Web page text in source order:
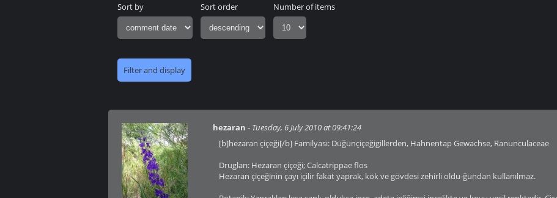
Sort by
Sort order Number of items
hezaran - Tuesday, 6 July 2010 at 09:41:24
[b]hezaran çiçeği[/b] Familyası: Düğünçiçeğigillerden, Hahnentap Gewachse, Ranunculaceae
Drugları: Hezaran çiçeği; Calcatrippae flos
Hezaran çiçeğinin çayı içilir fakat yaprak, kök ve gövdesi zehirli oldu-ğundan kullanılmaz.